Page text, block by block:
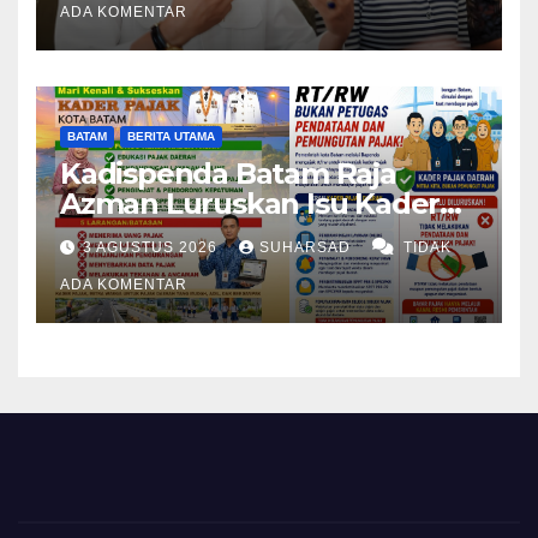
Perundang-undangan
ADA KOMENTAR
BATAM BERITA UTAMA
Kadispenda Batam Raja
Azman Luruskan Isu Kader
Pajak RT/RW: Bukan Petugas
Pajak Permanen, Hanya
Pendataan untuk Digitalisasi
hingga 2030
3 AGUSTUS 2026 SUHARSAD TIDAK
ADA KOMENTAR